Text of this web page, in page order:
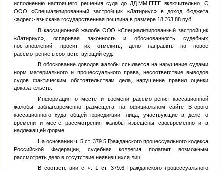
исполнению настоящего решения суда до ДД.ММ.ГГГГ включительно. С
ООО «Специализированный застройщик «Латириус» в доход бюджета
<адрес>взыскана государственная пошлина в размере 18 363,88 руб.
В кассационной жалобе ООО «Специализированный застройщик
«Латириус», оспаривая законность и обоснованность судебных
постановлений, просит их отменить, дело направить на новое
рассмотрение в соответствующий суд.
В обоснование доводов жалобы ссылается на нарушение судами
норм материального и процессуального права, несоответствие выводов
судов фактическим обстоятельствам дела, нарушение правил оценки
доказательств.
Информация о месте и времени рассмотрения кассационной
жалобы заблаговременно размещена на официальном сайте Второго
кассационного суда общей юрисдикции, лица, участвующие в деле, о
времени и месте рассмотрения жалобы извещены своевременно и в
надлежащей форме.
На основании ч. 5 ст. 379.5 Гражданского процессуального кодекса
Российской Федерации, судебная коллегия полагает возможным
рассмотреть дело в отсутствие неявившихся лиц.
В соответствии с ч. 1 ст. 379.6 Гражданского процессуального